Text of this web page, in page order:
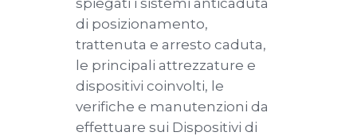
spiegati i sistemi anticaduta
di posizionamento,
trattenuta e arresto caduta,
le principali attrezzature e
dispositivi coinvolti, le
verifiche e manutenzioni da
effettuare sui Dispositivi di